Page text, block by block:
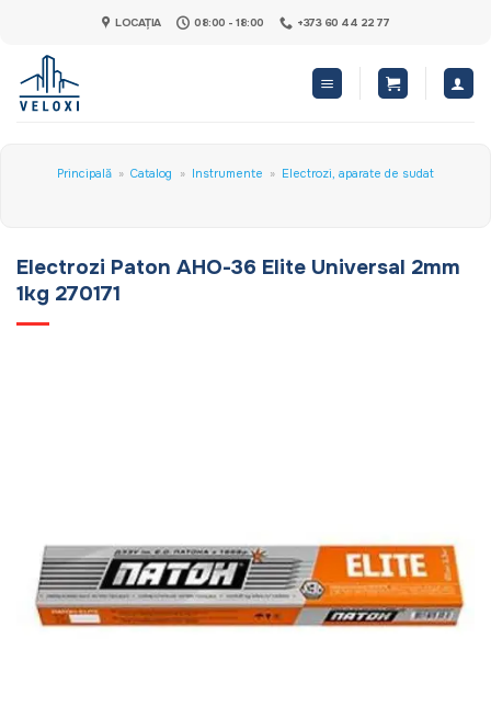
content
LOCAȚIA 08:00 - 18:00 +373 60 44 22 77
Principală » Catalog » Instrumente » Electrozi, aparate de sudat
Electrozi Paton АНО-36 Elite Universal 2mm
1kg 270171